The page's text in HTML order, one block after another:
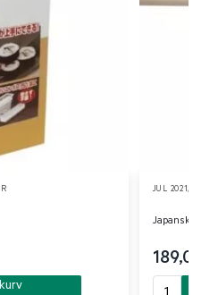
JUL 2021,
Japansk Kniv
189,00